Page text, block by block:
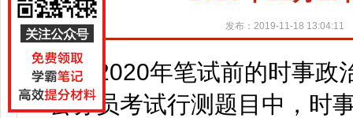
发布：2019-11-18 13:04:11
2020年笔试前的时事
公务员考试行测题目中，时